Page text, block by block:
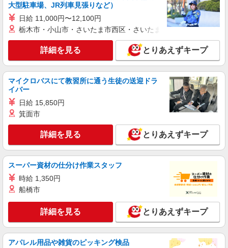
時給1520円
愛知県名古屋市中区／最寄駅：伏見（愛知県）
駅、丸の内（愛知県）駅 久屋大通駅からも徒歩
7分／鶴舞線からも便利◎
キープ 詳細を見る
派遣社員
パーソルテンプスタッフ株式会社 名古屋コーディネートセンタ
ー/26-0581229
［9月スタート］経験少ない方も歓迎★スキル
UPにもオススメの経理サポート
時給1600円 【月収例】時給1600円×7時間30分
×月21日＝252,000円＋残業代
愛知県名古屋市中区／最寄駅：伏見（愛知県）
駅、丸の内（愛知県）駅 ※桜通線からもアクセ
ス可能★駅チカのキレイなビル！
キープ 詳細を見る
パーソルテンプスタッフ株式会社 名古屋コーディネートセンタ
［在宅あり＆伏見1分］派遣仲間と協力！大手
証券会社での総務＋役員秘書
大型駐車場、JR列車見張りなど）
日給 11,000円〜12,100円
栃木市・小山市・さいたま市西区・さいたま市岩槻区・久喜市・
詳細を見る とりあえずキープ
マイクロバスにて教習所に通う生徒の送迎ドラ
イバー
日給 15,850円
箕面市
詳細を見る とりあえずキープ
スーパー資材の仕分け作業スタッフ
時給 1,350円
船橋市
詳細を見る とりあえずキープ
アパレル用品や雑貨のピッキング検品